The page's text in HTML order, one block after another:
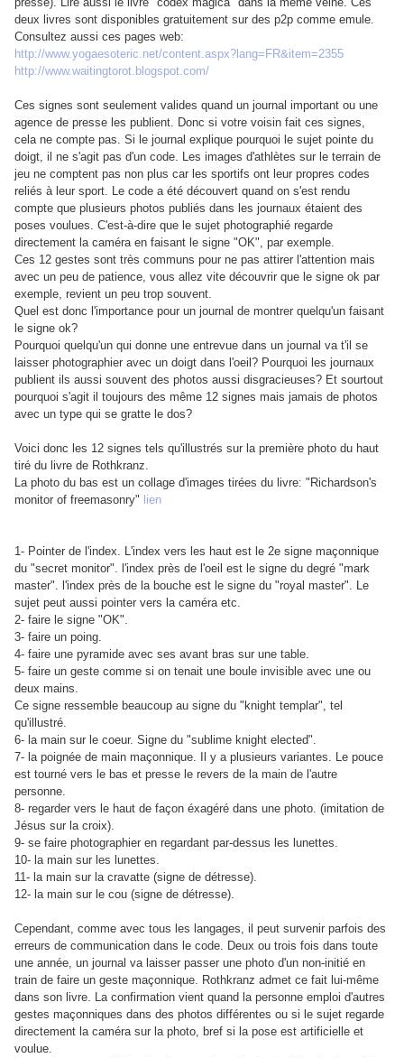
deux livres sont disponibles gratuitement sur des p2p comme emule.
Consultez aussi ces pages web:
http://www.yogaesoteric.net/content.aspx?lang=FR&item=2355
http://www.waitingtorot.blogspot.com/
Ces signes sont seulement valides quand un journal important ou une
agence de presse les publient. Donc si votre voisin fait ces signes,
cela ne compte pas. Si le journal explique pourquoi le sujet pointe du
doigt, il ne s'agit pas d'un code. Les images d'athlètes sur le terrain de
jeu ne comptent pas non plus car les sportifs ont leur propres codes
reliés à leur sport. Le code a été découvert quand on s'est rendu
compte que plusieurs photos publiés dans les journaux étaient des
poses voulues. C'est-à-dire que le sujet photographié regarde
directement la caméra en faisant le signe "OK", par exemple.
Ces 12 gestes sont très communs pour ne pas attirer l'attention mais
avec un peu de patience, vous allez vite découvrir que le signe ok par
exemple, revient un peu trop souvent.
Quel est donc l'importance pour un journal de montrer quelqu'un faisant
le signe ok?
Pourquoi quelqu'un qui donne une entrevue dans un journal va t'il se
laisser photographier avec un doigt dans l'oeil? Pourquoi les journaux
publient ils aussi souvent des photos aussi disgracieuses? Et sourtout
pourquoi s'agit il toujours des même 12 signes mais jamais de photos
avec un type qui se gratte le dos?
Voici donc les 12 signes tels qu'illustrés sur la première photo du haut
tiré du livre de Rothkranz.
La photo du bas est un collage d'images tirées du livre: "Richardson's
monitor of freemasonry" lien
1- Pointer de l'index. L'index vers les haut est le 2e signe maçonnique
du "secret monitor". l'index près de l'oeil est le signe du degré "mark
master". l'index près de la bouche est le signe du "royal master". Le
sujet peut aussi pointer vers la caméra etc.
2- faire le signe "OK".
3- faire un poing.
4- faire une pyramide avec ses avant bras sur une table.
5- faire un geste comme si on tenait une boule invisible avec une ou
deux mains.
Ce signe ressemble beaucoup au signe du "knight templar", tel
qu'illustré.
6- la main sur le coeur. Signe du "sublime knight elected".
7- la poignée de main maçonnique. Il y a plusieurs variantes. Le pouce
est tourné vers le bas et presse le revers de la main de l'autre
personne.
8- regarder vers le haut de façon éxagéré dans une photo. (imitation de
Jésus sur la croix).
9- se faire photographier en regardant par-dessus les lunettes.
10- la main sur les lunettes.
11- la main sur la cravatte (signe de détresse).
12- la main sur le cou (signe de détresse).
Cependant, comme avec tous les langages, il peut survenir parfois des
erreurs de communication dans le code. Deux ou trois fois dans toute
une année, un journal va laisser passer une photo d'un non-initié en
train de faire un geste maçonnique. Rothkranz admet ce fait lui-même
dans son livre. La confirmation vient quand la personne emploi d'autres
gestes maçonniques dans des photos différentes ou si le sujet regarde
directement la caméra sur la photo, bref si la pose est artificielle et
voulue.